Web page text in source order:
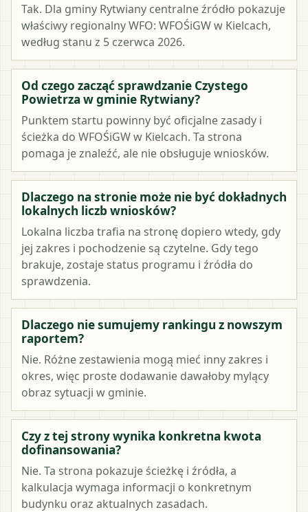
Tak. Dla gminy Rytwiany centralne źródło pokazuje
właściwy regionalny WFO: WFOŚiGW w Kielcach,
według stanu z 5 czerwca 2026.
Od czego zacząć sprawdzanie Czystego
Powietrza w gminie Rytwiany?
Punktem startu powinny być oficjalne zasady i
ścieżka do WFOŚiGW w Kielcach. Ta strona
pomaga je znaleźć, ale nie obsługuje wniosków.
Dlaczego na stronie może nie być dokładnych
lokalnych liczb wniosków?
Lokalna liczba trafia na stronę dopiero wtedy, gdy
jej zakres i pochodzenie są czytelne. Gdy tego
brakuje, zostaje status programu i źródła do
sprawdzenia.
Dlaczego nie sumujemy rankingu z nowszym
raportem?
Nie. Różne zestawienia mogą mieć inny zakres i
okres, więc proste dodawanie dawałoby mylący
obraz sytuacji w gminie.
Czy z tej strony wynika konkretna kwota
dofinansowania?
Nie. Ta strona pokazuje ścieżkę i źródła, a
kalkulacja wymaga informacji o konkretnym
budynku oraz aktualnych zasadach.